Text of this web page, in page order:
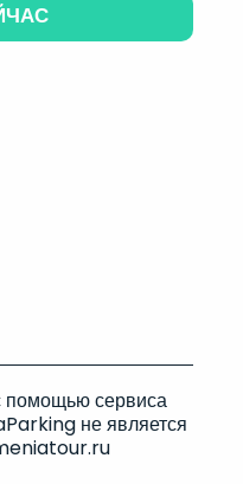
сервиса
не является